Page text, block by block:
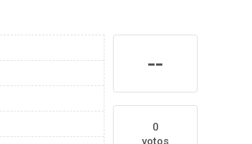
--
0
votos